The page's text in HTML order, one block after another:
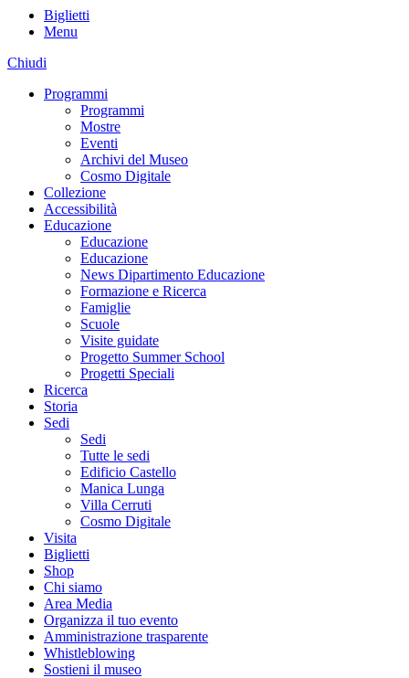
Biglietti
Menu
Chiudi
Programmi
Programmi
Mostre
Eventi
Archivi del Museo
Cosmo Digitale
Collezione
Accessibilità
Educazione
Educazione
Educazione
News Dipartimento Educazione
Formazione e Ricerca
Famiglie
Scuole
Visite guidate
Progetto Summer School
Progetti Speciali
Ricerca
Storia
Sedi
Sedi
Tutte le sedi
Edificio Castello
Manica Lunga
Villa Cerruti
Cosmo Digitale
Visita
Biglietti
Shop
Chi siamo
Area Media
Organizza il tuo evento
Amministrazione trasparente
Whistleblowing
Sostieni il museo